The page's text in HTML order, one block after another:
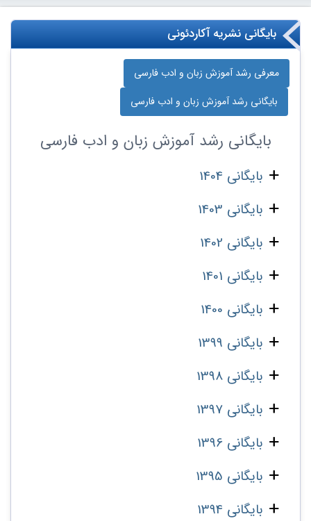
بایگانی نشریه آکاردئونی
معرفی رشد آموزش زبان و ادب فارسی
بایگانی رشد آموزش زبان و ادب فارسی
بایگانی رشد آموزش زبان و ادب فارسی
بایگانی 1404
بایگانی 1403
بایگانی 1402
بایگانی 1401
بایگانی 1400
بایگانی 1399
بایگانی 1398
بایگانی 1397
بایگانی 1396
بایگانی 1395
بایگانی 1394